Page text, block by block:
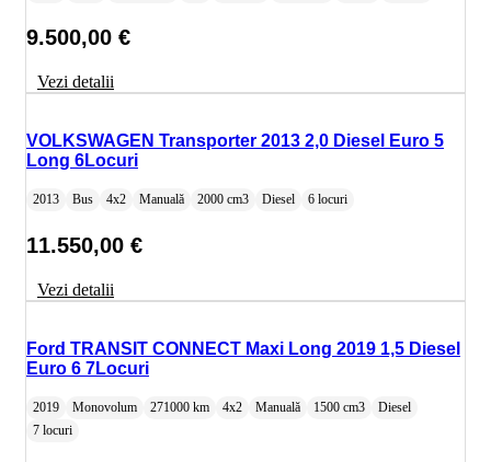
9.500,00 €
Vezi detalii
VOLKSWAGEN Transporter 2013 2,0 Diesel Euro 5
Long 6Locuri
2013 Bus 4x2 Manuală 2000 cm3 Diesel 6 locuri
11.550,00 €
Vezi detalii
Ford TRANSIT CONNECT Maxi Long 2019 1,5 Diesel
Euro 6 7Locuri
2019 Monovolum 271000 km 4x2 Manuală 1500 cm3
Diesel
7 locuri